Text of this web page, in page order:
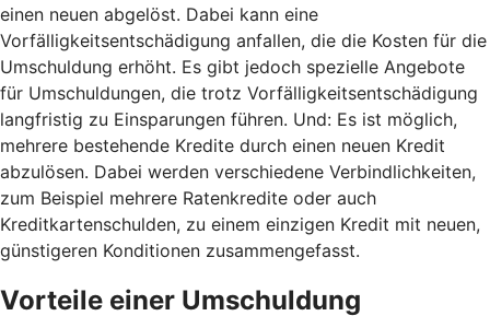
einen neuen abgelöst. Dabei kann eine
Vorfälligkeitsentschädigung anfallen, die die Kosten für die
Umschuldung erhöht. Es gibt jedoch spezielle Angebote
für Umschuldungen, die trotz Vorfälligkeitsentschädigung
langfristig zu Einsparungen führen. Und: Es ist möglich,
mehrere bestehende Kredite durch einen neuen Kredit
abzulösen. Dabei werden verschiedene Verbindlichkeiten,
zum Beispiel mehrere Ratenkredite oder auch
Kreditkartenschulden, zu einem einzigen Kredit mit neuen,
günstigeren Konditionen zusammengefasst.
Vorteile einer Umschuldung